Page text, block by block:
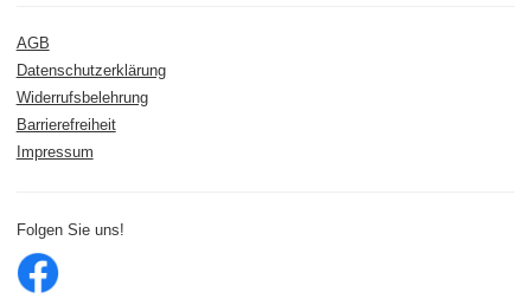
AGB
Datenschutzerklärung
Widerrufsbelehrung
Barrierefreiheit
Impressum
Folgen Sie uns!